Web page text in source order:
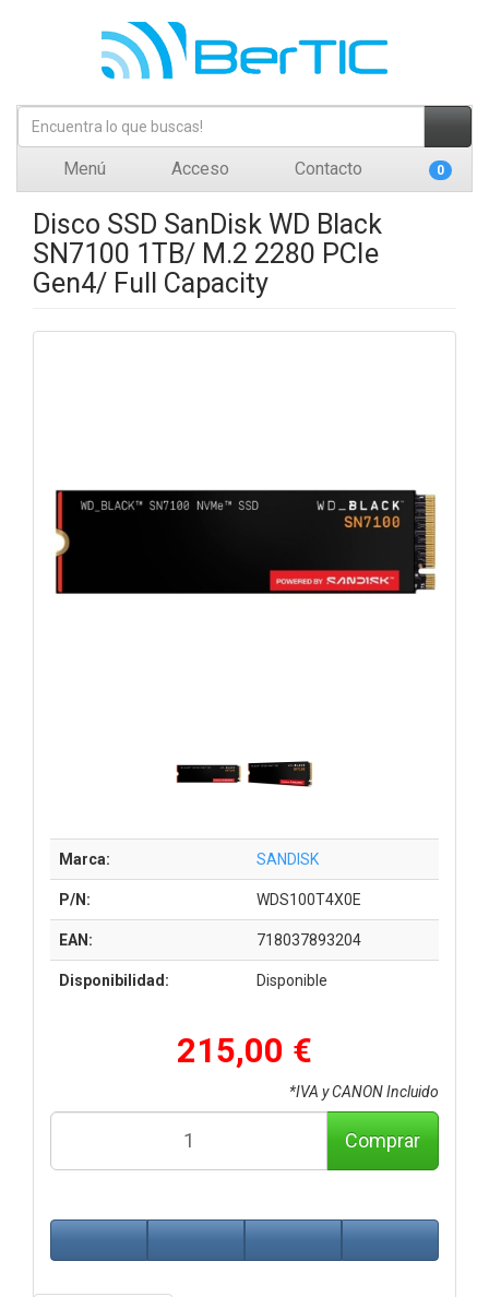
Menú Acceso Contacto 0
Disco SSD SanDisk WD Black
SN7100 1TB/ M.2 2280 PCIe
Gen4/ Full Capacity
Marca: SANDISK
P/N: WDS100T4X0E
EAN: 718037893204
Disponibilidad: Disponible
215,00 €
*IVA y CANON Incluido
Comprar